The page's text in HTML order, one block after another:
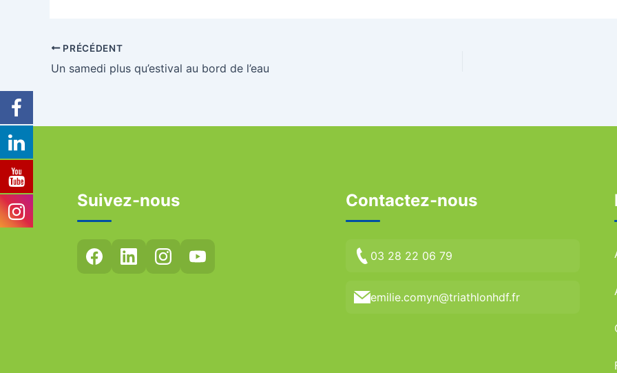
PRÉCÉDENT
Un samedi plus qu’estival au bord de l’eau
Suivez-nous Contactez-nous
03 28 22 06 79
emilie.comyn@triathlonhdf.fr